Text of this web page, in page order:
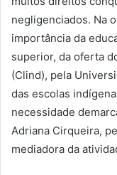
negligenciados. Na
importância da
superior, da oferta
(Clind), pela
das escolas
necessidade
Adriana Cirqueira,
mediadora da